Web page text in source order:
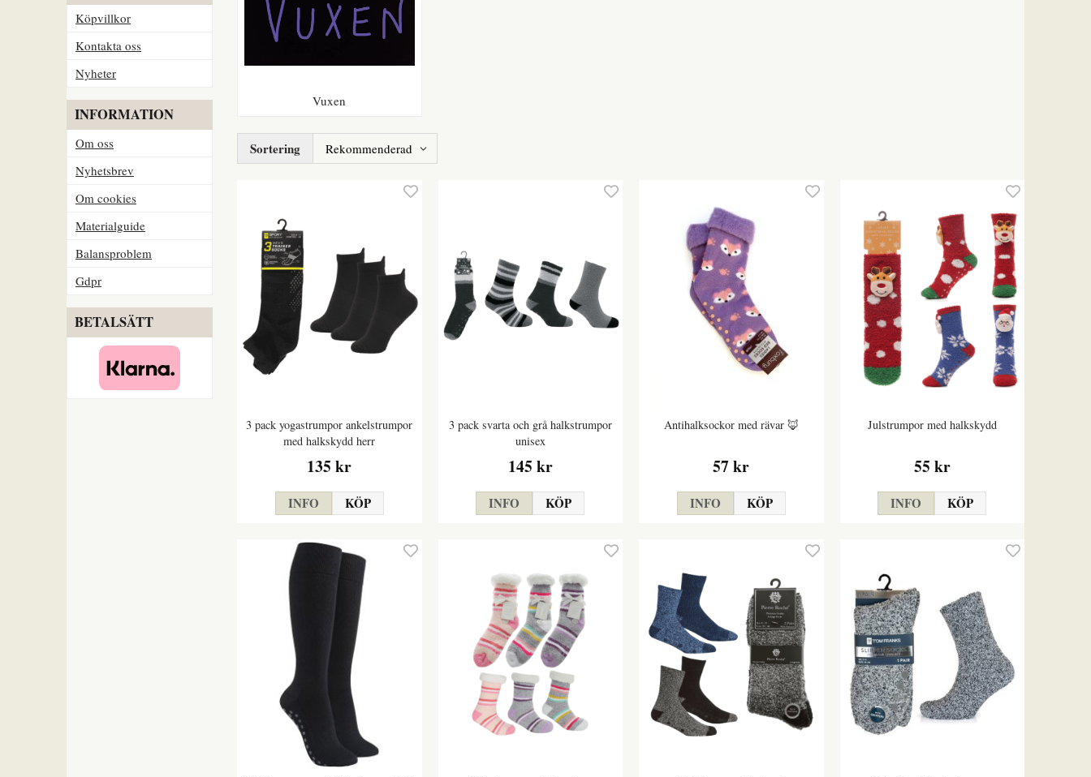
Köpvillkor
Kontakta oss
Nyheter
INFORMATION
Om oss
Nyhetsbrev
Om cookies
Materialguide
Balansproblem
Gdpr
BETALSÄTT
Vuxen
Sortering
3 pack yogastrumpor ankelstrumpor
med halkskydd herr
135 kr
INFO KÖP
3 pack svarta och grå halkstrumpor
unisex
145 kr
INFO KÖP
Antihalksockor med rävar 🦊
57 kr
INFO KÖP
Julstrumpor med halkskydd
55 kr
INFO KÖP